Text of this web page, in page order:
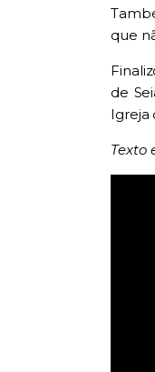
que
de
Igreja
Texto